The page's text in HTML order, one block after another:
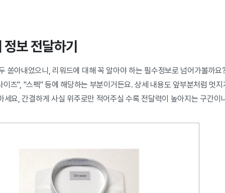
보 전달하기
쏟아내었으니, 리워드에 대해 꼭 알아야 하는 필수정보로 넘어가볼까
즈", "스펙" 등에 해당하는 부분이거든요. 상세 내용도 앞부분처럼 멋
세요, 간결하게 사실 위주로만 적어주실 수록 전달력이 높아지는 구간이